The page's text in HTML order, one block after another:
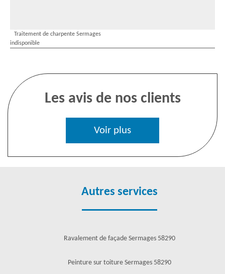
Traitement de charpente Sermages
indisponible
Les avis de nos clients
Voir plus
Autres services
Ravalement de façade Sermages 58290
Peinture sur toiture Sermages 58290